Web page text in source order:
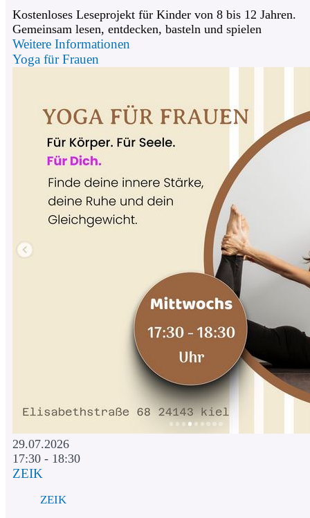
Kostenloses Leseprojekt für Kinder von 8 bis 12 Jahren.
Gemeinsam lesen, entdecken, basteln und spielen
Weitere Informationen
Yoga für Frauen
29.07.2026
17:30 - 18:30
ZEIK
ZEIK